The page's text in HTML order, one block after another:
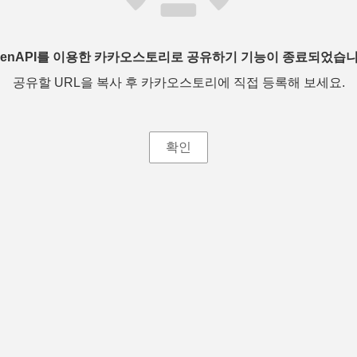
를 이용한 카카오스토리로 공유하기 기능이 종료되었습
공유할 URL을 복사 후 카카오스토리에 직접 등록해 보세요.
확인